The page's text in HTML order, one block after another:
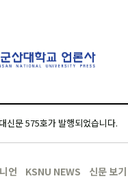
신문 575호가 발행되었습니다.
언 KSNU NEWS 신문 보기